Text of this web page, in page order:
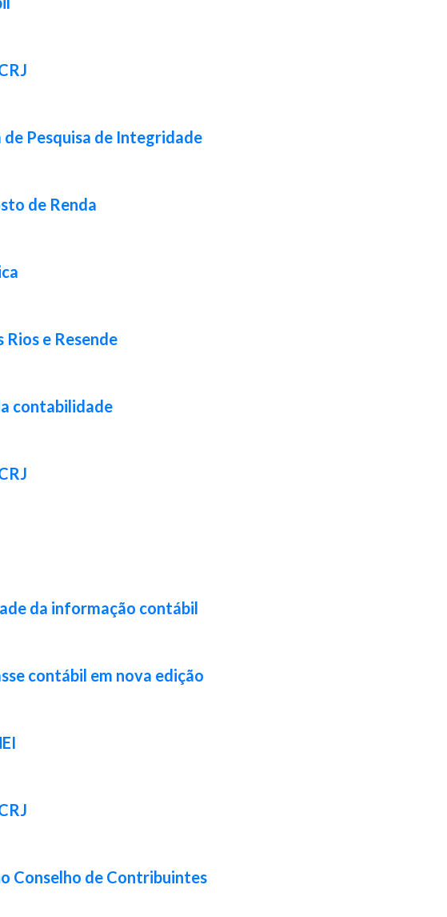
Pesquisa de Integridade
de Renda
e Resende
contabilidade
da informação contábil
contábil em nova edição
Conselho de Contribuintes